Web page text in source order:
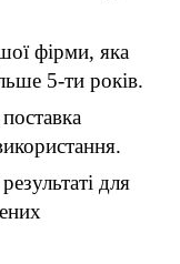
фірми, яка
5-ти років.
для